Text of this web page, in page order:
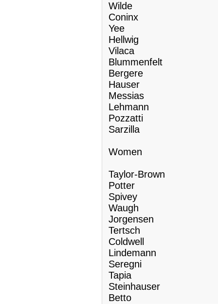
Wilde
Coninx
Yee
Hellwig
Vilaca
Blummenfelt
Bergere
Hauser
Messias
Lehmann
Pozzatti
Sarzilla
Women
Taylor-Brown
Potter
Spivey
Waugh
Jorgensen
Tertsch
Coldwell
Lindemann
Seregni
Tapia
Steinhauser
Betto